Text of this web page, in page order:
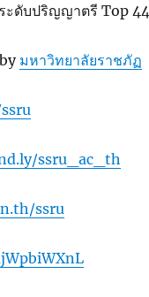
ะดับปริญญาตรี Top 44
มหาวิทยาลัยราชภัฏ
ssru_ac_th
ssru